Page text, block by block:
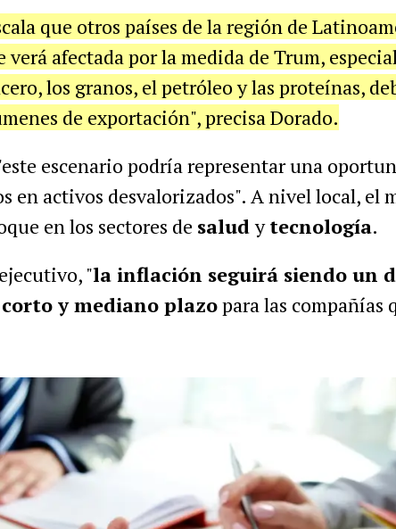
que otros países de la región de
afectada por la medida de Trum,
los granos, el petróleo y las proteínas,
de exportación", precisa Dorado.
escenario podría representar una
en activos desvalorizados". A nivel local, el
en los sectores de saludytecnología.
"la inflación seguirá siendo un
y mediano plazopara las compañías